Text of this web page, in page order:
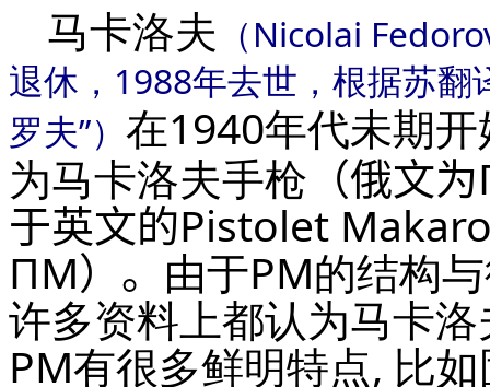
马卡洛夫 （Nicolai
退休，1988年去世，根据苏翻
罗夫”） 在1940年代未期
为马卡洛夫手枪 （俄文
于英文的Pistolet
ПМ）。 由于PM的结构
许多资料上都认为马卡
PM有很多鲜明特点, 比